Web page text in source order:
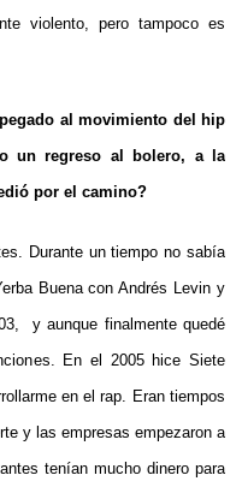
violento, pero tampoco es
al movimiento del hip
un regreso al bolero, a la
por el camino?
Durante un tiempo no sabía
Buena con Andrés Levin y
y aunque finalmente quedé
En el 2005 hice Siete
en el rap. Eran tiempos
y las empresas empezaron a
tenían mucho dinero para